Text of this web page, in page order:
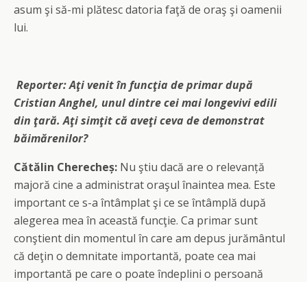
asum şi să-mi plătesc datoria faţă de oraş şi oamenii
lui.
Reporter:Aţi venit în funcţia de primar după
Cristian Anghel, unul dintre cei mai longevivi edili
din ţară. Aţi simţit că aveţi ceva de demonstrat
băimărenilor?
Cătălin Cherecheș: Nu ştiu dacă are o relevanță
majoră cine a administrat oraşul înaintea mea. Este
important ce s-a întâmplat şi ce se întâmplă după
alegerea mea în această funcţie. Ca primar sunt
conştient din momentul în care am depus jurământul
că deţin o demnitate importantă, poate cea mai
importantă pe care o poate îndeplini o persoană